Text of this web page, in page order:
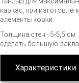
каркас, при
элементы ковки.
Толщина стен - 5-5,5
сделать большую
Характеристики